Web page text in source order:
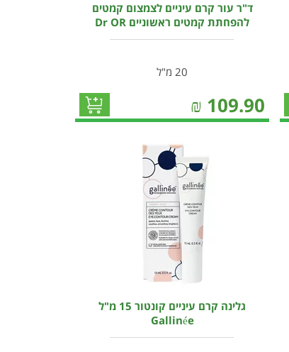
ד"ר עור קרם עיניים לצמצום קמטים
להפחתת קמטים ראשוניים Dr OR
20 מ"ל
109.90
₪
גלינה קרם עיניים קונטור 15 מ"ל
Gallinée